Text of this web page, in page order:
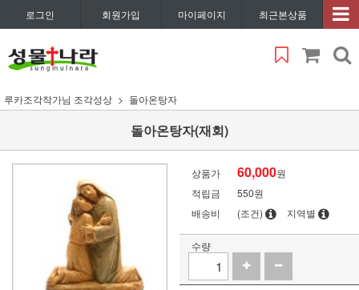
로그인 회원가입 마이페이지 최근본상품
루카조각작가님 조각성상 돌아온탕자
돌아온탕자(재회)
상품가 60,000원
적립금
550원
배송비
(조건) 지역별
수량